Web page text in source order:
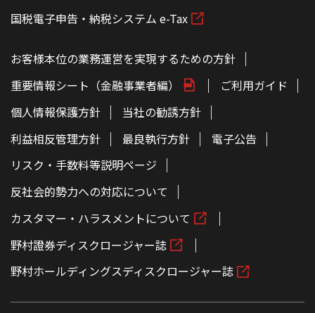
国税電子申告・納税システム e-Tax
お客様本位の業務運営を実現するための方針
重要情報シート（金融事業者編）
ご利用ガイド
個人情報保護方針
当社の勧誘方針
利益相反管理方針
最良執行方針
電子公告
リスク・手数料等説明ページ
反社会的勢力への対応について
カスタマー・ハラスメントについて
野村證券ディスクロージャー誌
野村ホールディングスディスクロージャー誌